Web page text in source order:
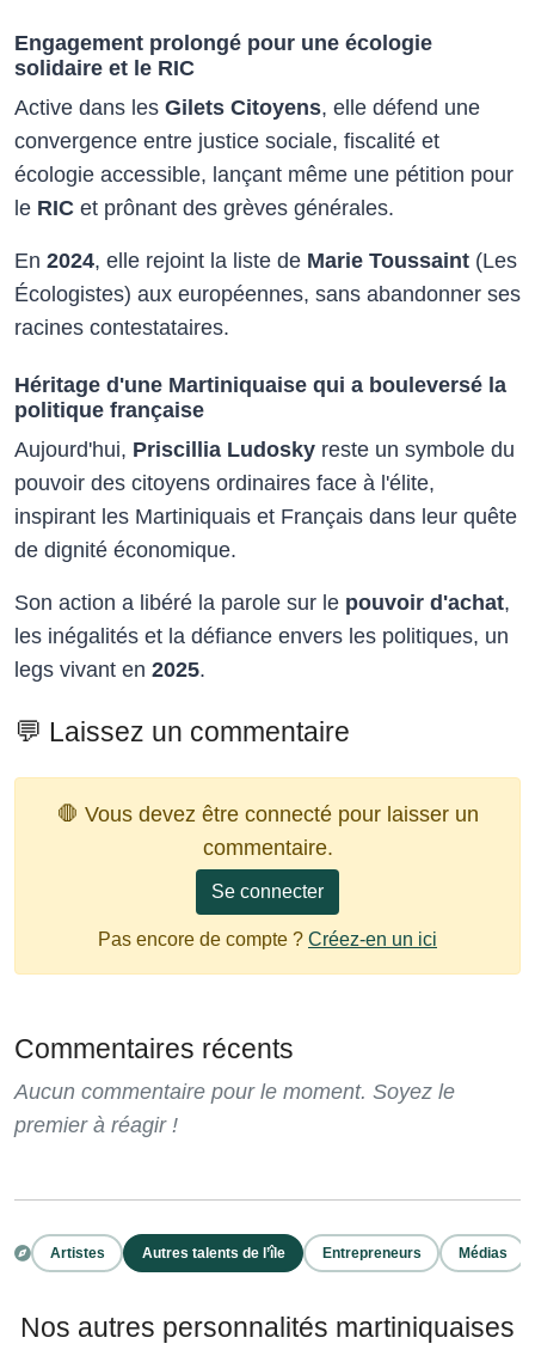
Engagement prolongé pour une écologie
solidaire et le RIC
Active dans les Gilets Citoyens, elle défend une
convergence entre justice sociale, fiscalité et
écologie accessible, lançant même une pétition pour
le RIC et prônant des grèves générales.
En 2024, elle rejoint la liste de Marie Toussaint (Les
Écologistes) aux européennes, sans abandonner ses
racines contestataires.​
Héritage d'une Martiniquaise qui a bouleversé la
politique française
Aujourd'hui, Priscillia Ludosky reste un symbole du
pouvoir des citoyens ordinaires face à l'élite,
inspirant les Martiniquais et Français dans leur quête
de dignité économique.
Son action a libéré la parole sur le pouvoir d'achat,
les inégalités et la défiance envers les politiques, un
legs vivant en 2025.
💬 Laissez un commentaire
🛑 Vous devez être connecté pour laisser un
commentaire.
Se connecter
Pas encore de compte ? Créez-en un ici
Commentaires récents
Aucun commentaire pour le moment. Soyez le
premier à réagir !
Artistes Autres talents de l’île Entrepreneurs Médias
Nos autres personnalités martiniquaises